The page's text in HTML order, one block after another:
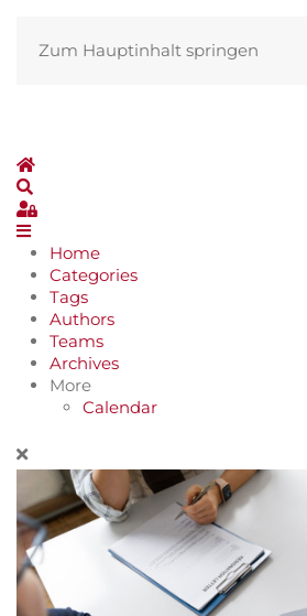
Zum Hauptinhalt springen
Home
Sign In
Home
Categories
Tags
Authors
Teams
Archives
More
Calendar